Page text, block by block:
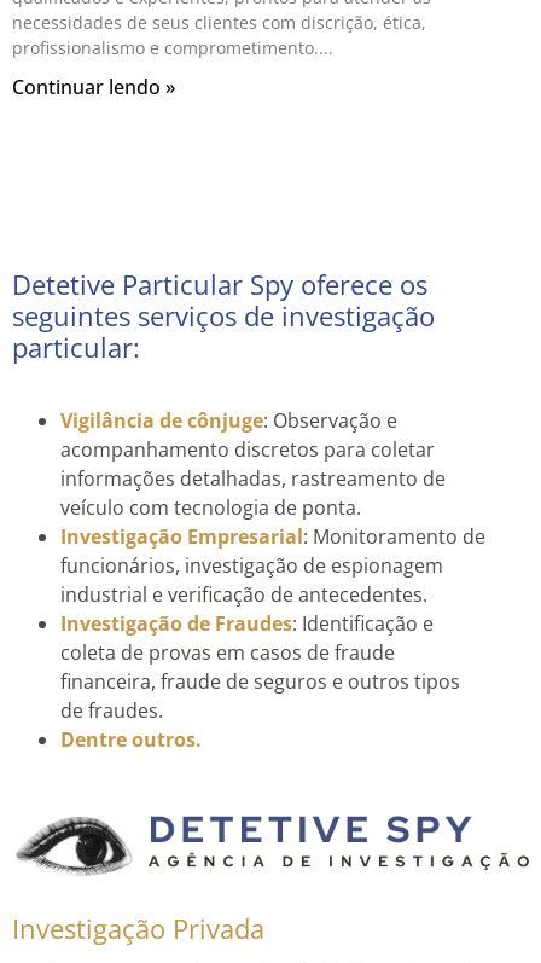
necessidades de seus clientes com discrição, ética,
profissionalismo e comprometimento.
Continuar lendo »
Detetive Particular Spy oferece os
seguintes serviços de investigação
particular:
Vigilância de cônjuge: Observação e
acompanhamento discretos para coletar
informações detalhadas, rastreamento de
veículo com tecnologia de ponta.
Investigação Empresarial: Monitoramento de
funcionários, investigação de espionagem
industrial e verificação de antecedentes.
Investigação de Fraudes: Identificação e
coleta de provas em casos de fraude
financeira, fraude de seguros e outros tipos
de fraudes.
Dentre outros.
Investigação Privada